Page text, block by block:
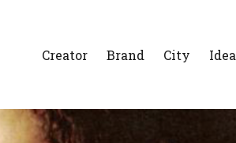
Creator Brand City Idea